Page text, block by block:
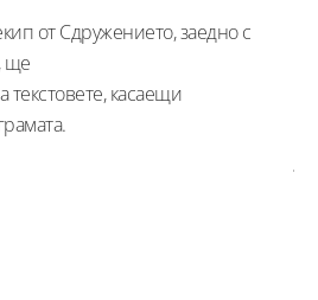
от Сдружението, заедно с
ще
текстовете, касаещи